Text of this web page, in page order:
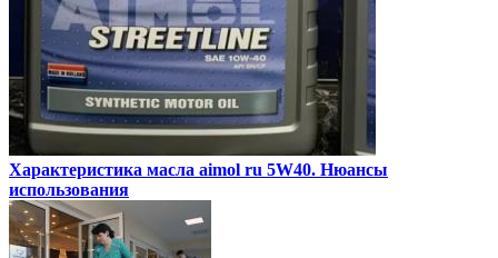
Характеристика масла aimol ru 5W40. Нюансы
использования